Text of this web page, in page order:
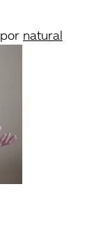
por natural